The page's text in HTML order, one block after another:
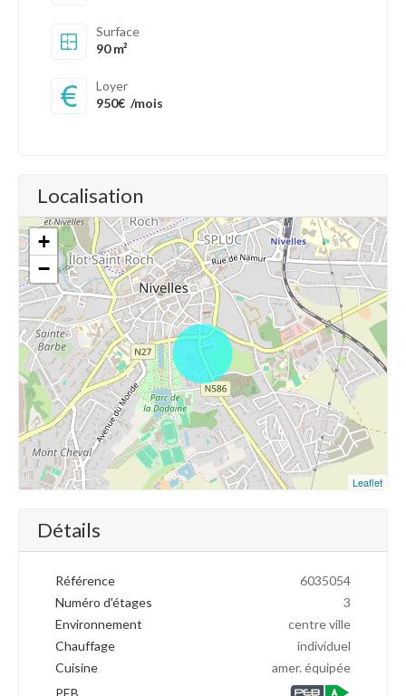
Surface
90 m²
Loyer
950€ /mois
Localisation
+
−
Leaflet
Détails
Référence
6035054
Numéro d'étages
3
Environnement
centre ville
Chauffage
individuel
Cuisine
amer. équipée
PEB